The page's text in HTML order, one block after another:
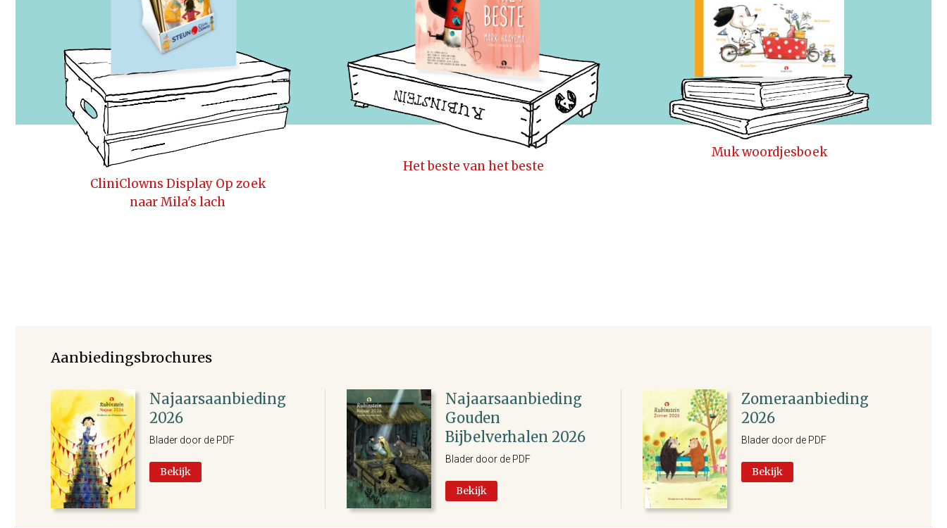
CliniClowns Display Op zoek
naar Mila's lach
Het beste van het beste
Muk woordjesboek
Aanbiedingsbrochures
Najaarsaanbieding
2026
Blader door de PDF
Bekijk
Najaarsaanbieding
Gouden
Bijbelverhalen 2026
Blader door de PDF
Bekijk
Zomeraanbieding
2026
Blader door de PDF
Bekijk